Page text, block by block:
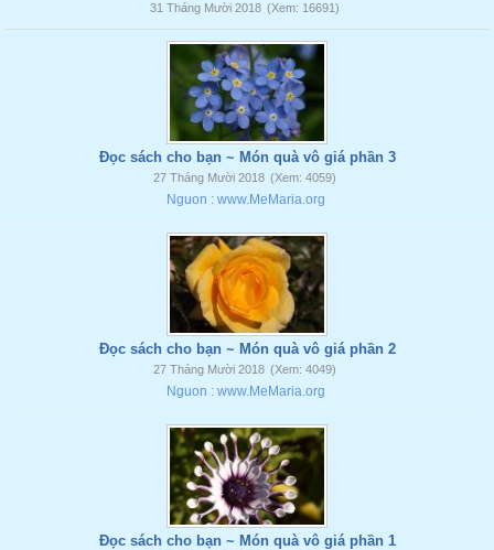
31 Tháng Mười 2018 (Xem: 16691)
Đọc sách cho bạn ~ Món quà vô giá phần 3
27 Tháng Mười 2018 (Xem: 4059)
Nguon : www.MeMaria.org
Đọc sách cho bạn ~ Món quà vô giá phần 2
27 Tháng Mười 2018 (Xem: 4049)
Nguon : www.MeMaria.org
Đọc sách cho bạn ~ Món quà vô giá phần 1